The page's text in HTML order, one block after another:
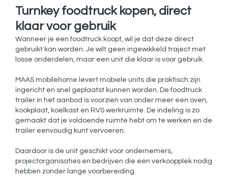
Turnkey foodtruck kopen, direct
klaar voor gebruik
Wanneer je een foodtruck koopt, wil je dat deze direct
gebruikt kan worden. Je wilt geen ingewikkeld traject met
losse onderdelen, maar een unit die klaar is voor gebruik.
MAAS mobilehome levert mobiele units die praktisch zijn
ingericht en snel geplaatst kunnen worden. De foodtruck
trailer in het aanbod is voorzien van onder meer een oven,
kookplaat, koelkast en RVS werkruimte. De indeling is zo
gemaakt dat je voldoende ruimte hebt om te werken en de
trailer eenvoudig kunt vervoeren.
Daardoor is de unit geschikt voor ondernemers,
projectorganisaties en bedrijven die een verkoopplek nodig
hebben zonder lange voorbereiding.